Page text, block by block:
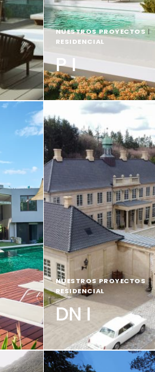
NUESTROS PROYECTOS |
RESIDENCIAL
P I
NUESTROS PROYECTOS |
RESIDENCIAL
DN I